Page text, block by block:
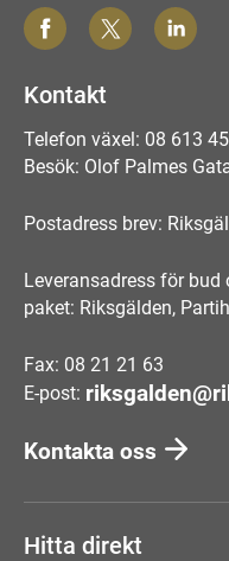
Kontakt
Telefon växel: 08 613
Besök: Olof Palmes
Postadress brev:
Leveransadress för bud
paket: Riksgälden,
Fax: 08 21 21 63
E-post:
Kontakta oss
Hitta direkt